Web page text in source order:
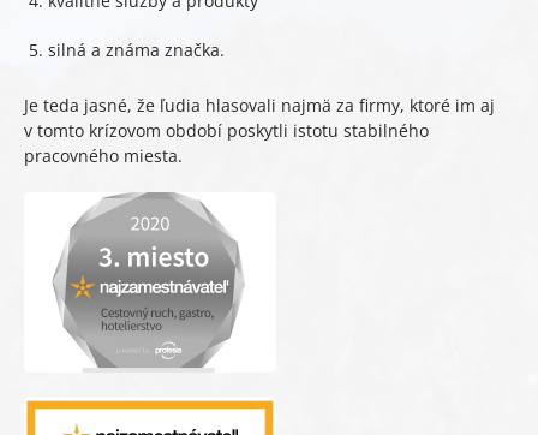
silná a známa značka.
Je teda jasné, že ľudia hlasovali najmä za firmy, ktoré im aj
v tomto krízovom období poskytli istotu stabilného
pracovného miesta.